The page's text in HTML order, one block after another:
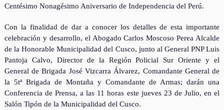
Centésimo Nonagésimo Aniversario de Independencia del Perú.
Con la finalidad de dar a conocer los detalles de esta importante
celebración y desarrollo, el Abogado Carlos Moscoso Perea Alcalde
de la Honorable Municipalidad del Cusco, junto al General PNP Luis
Pantoja Calvo, Director de la Región Policial Sur Oriente y el
General de Brigada José Vizcarra Álvarez, Comandante General de
la 5tª Brigada de Montaña y Comandante de Armas; darán una
Conferencia de Prensa, a las 11 horas este jueves 23 de Julio, en el
Salón Tipón de la Municipalidad del Cusco.